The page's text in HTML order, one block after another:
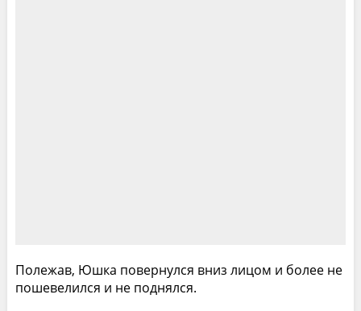
Полежав, Юшка повернулся вниз лицом и более не
пошевелился и не поднялся.